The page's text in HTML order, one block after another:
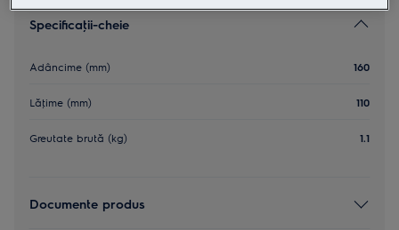
Specificaţii-cheie
Adâncime (mm) 160
Lăţime (mm) 110
Greutate brută (kg) 1.1
Documente produs